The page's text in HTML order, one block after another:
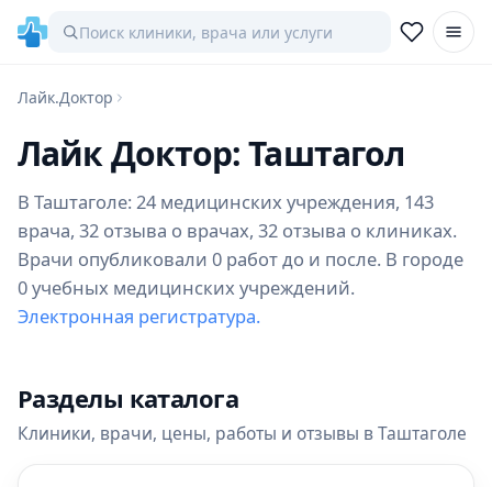
Лайк.Доктор
Лайк Доктор: Таштагол
В Таштаголе: 24 медицинских учреждения, 143
врача, 32 отзыва о врачах, 32 отзыва о клиниках.
Врачи опубликовали 0 работ до и после. В городе
0 учебных медицинских учреждений.
Электронная регистратура.
Разделы каталога
Клиники, врачи, цены, работы и отзывы в Таштаголе